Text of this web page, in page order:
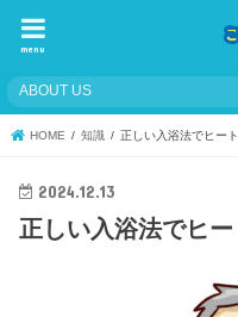
menu
ABOUT US
HOME 知識 正しい入浴法でヒー
2024.12.13
正しい入浴法でヒ